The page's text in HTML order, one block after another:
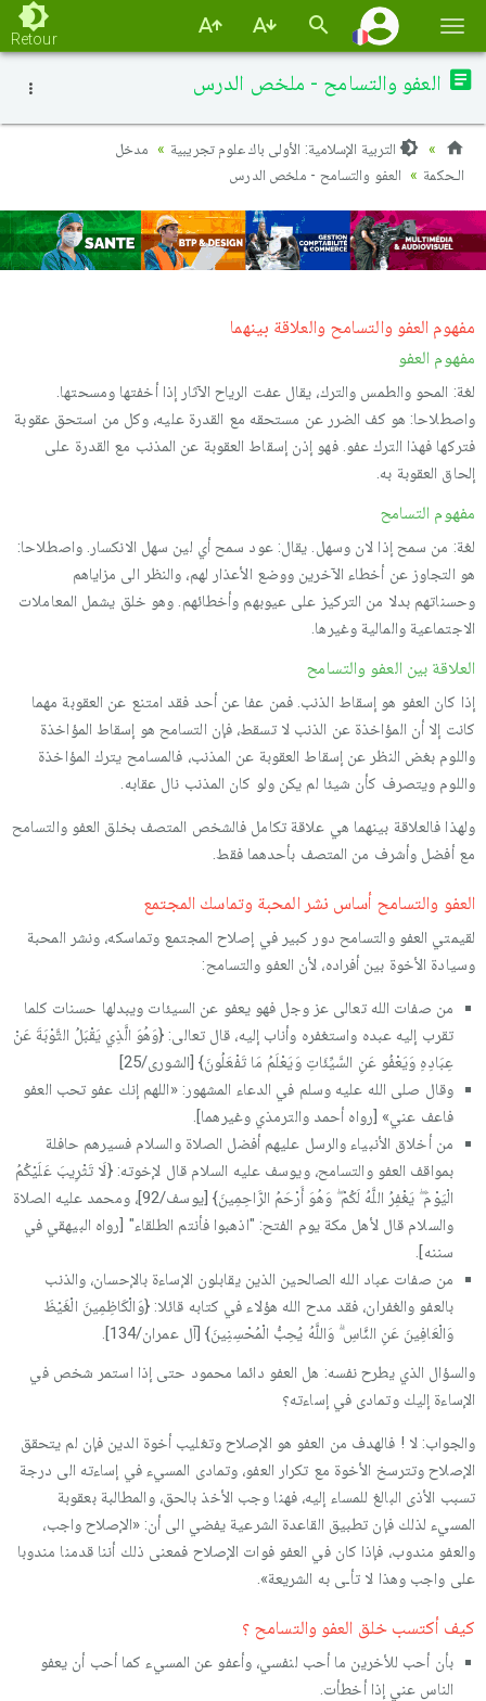
la
Retour
العفو والتسامح - ملخص الدرس
التربية الإسلامية: الأولى باك علوم تجريبية
مدخل
الـحكمة
العفو والتسامح - ملخص الدرس
مفهوم العفو والتسامح والعلاقة بينهما
مفهوم العفو
لغة: المحو والطمس والترك، يقال عفت الرياح الآثار إذا أخفتها ومسحتها.
واصطلاحا: هو كف الضرر عن مستحقه مع القدرة عليه، وكل من استحق عقوبة
فتركها فهذا الترك عفو. فهو إذن إسقاط العقوبة عن المذنب مع القدرة على
إلحاق العقوبة به.
مفهوم التسامح
لغة: من سمح إذا لان وسهل. يقال: عود سمح أي لين سهل الانكسار. واصطلاحا:
هو التجاوز عن أخطاء الآخرين ووضع الأعذار لهم، والنظر الى مزاياهم
وحسناتهم بدلا من التركيز على عيوبهم وأخطائهم. وهو خلق يشمل المعاملات
الاجتماعية والمالية وغيرها.
العلاقة بين العفو والتسامح
إذا كان العفو هو إسقاط الذنب. فمن عفا عن أحد فقد امتنع عن العقوبة مهما
كانت إلا أن المؤاخذة عن الذنب لا تسقط، فإن التسامح هو إسقاط المؤاخذة
واللوم بغض النظر عن إسقاط العقوبة عن المذنب، فالمسامح يترك المؤاخذة
واللوم ويتصرف كأن شيئا لم يكن ولو كان المذنب نال عقابه.
ولهذا فالعلاقة بينهما هي علاقة تكامل فالشخص المتصف بخلق العفو والتسامح
مع أفضل وأشرف من المتصف بأحدهما فقط.
العفو والتسامح أساس نشر المحبة وتماسك المجتمع
لقيمتي العفو والتسامح دور كبير في إصلاح المجتمع وتماسكه، ونشر المحبة
وسيادة الأخوة بين أفراده، لأن العفو والتسامح:
من صفات الله تعالى عز وجل فهو يعفو عن السيئات ويبدلها حسنات كلما
تقرب إليه عبده واستغفره وأناب إليه، قال تعالى: {وَهُوَ الَّذِي يَقْبَلُ التَّوْبَةَ عَنْ
عِبَادِهِ وَيَعْفُو عَنِ السَّيِّئَاتِ وَيَعْلَمُ مَا تَفْعَلُونَ} [الشورى/25]
وقال صلى الله عليه وسلم في الدعاء المشهور: «اللهم إنك عفو تحب العفو
فاعف عني» [رواه أحمد والترمذي وغيرهما].
من أخلاق الأنبياء والرسل عليهم أفضل الصلاة والسلام فسيرهم حافلة
بمواقف العفو والتسامح، ويوسف عليه السلام قال لإخوته: {لَا تَثْرِيبَ عَلَيْكُمُ
الْيَوْمَ ۖ يَغْفِرُ اللَّهُ لَكُمْ ۖ وَهُوَ أَرْحَمُ الرَّاحِمِينَ} [يوسف/92]، ومحمد عليه الصلاة
والسلام قال لأهل مكة يوم الفتح: "اذهبوا فأنتم الطلقاء" [رواه البيهقي في
سننه].
من صفات عباد الله الصالحين الذين يقابلون الإساءة بالإحسان، والذنب
بالعفو والغفران، فقد مدح الله هؤلاء في كتابه قائلا: {وَالْكَاظِمِينَ الْغَيْظَ
وَالْعَافِينَ عَنِ النَّاسِ ۗ وَاللَّهُ يُحِبُّ الْمُحْسِنِينَ} [آل عمران/134].
والسؤال الذي يطرح نفسه: هل العفو دائما محمود حتى إذا استمر شخص في
الإساءة إليك وتمادى في إساءته؟
والجواب: لا ! فالهدف من العفو هو الإصلاح وتغليب أخوة الدين فإن لم يتحقق
الإصلاح وتترسخ الأخوة مع تكرار العفو، وتمادى المسيء في إساءته الى درجة
تسبب الأذى البالغ للمساء إليه، فهنا وجب الأخذ بالحق، والمطالبة بعقوبة
المسيء لذلك فإن تطبيق القاعدة الشرعية يفضي الى أن: «الإصلاح واجب،
والعفو مندوب، فإذا كان في العفو فوات الإصلاح فمعنى ذلك أننا قدمنا مندوبا
على واجب وهذا لا تأـى به الشريعة».
كيف أكتسب خلق العفو والتسامح ؟
بأن أحب للأخرين ما أحب لنفسي، وأعفو عن المسيء كما أحب أن يعفو
الناس عني إذا أخطأت.